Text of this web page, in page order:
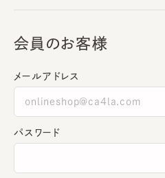
会員のお客様
メールアドレス
パスワード